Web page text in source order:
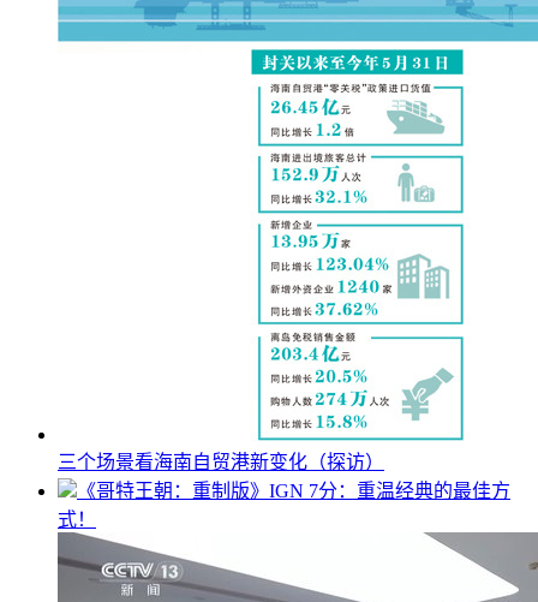
三个场景看海南自贸港新变化（探访）
《哥特王朝：重制版》IGN 7分：重温经典的最佳方
式！